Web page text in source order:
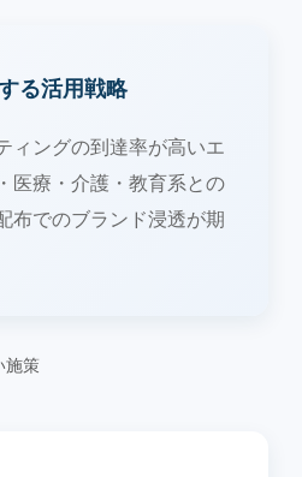
る活用戦略
ィングの到達率が高いエ
医療・介護・教育系との
布でのブランド浸透が期
施策